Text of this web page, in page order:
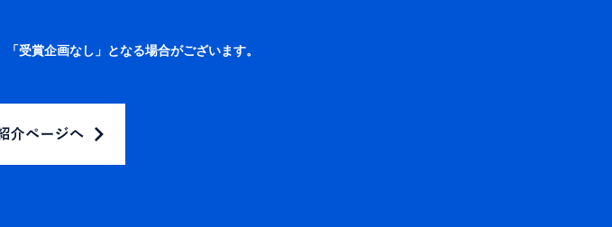
「受賞企画なし」となる場合がございます。